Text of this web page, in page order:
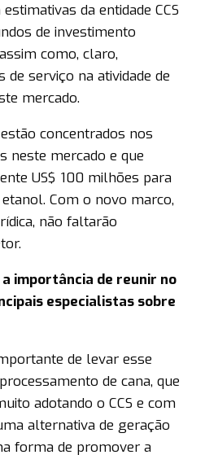
da entidade CCS
de investimento
como, claro,
serviço na atividade de
mercado.
concentrados nos
neste mercado e que
US$ 100 milhões para
etanol. Com o novo marco,
não faltarão
importância de reunir no
especialistas sobre
de levar esse
de cana, que
adotando o CCS e com
alternativa de geração
forma de promover a